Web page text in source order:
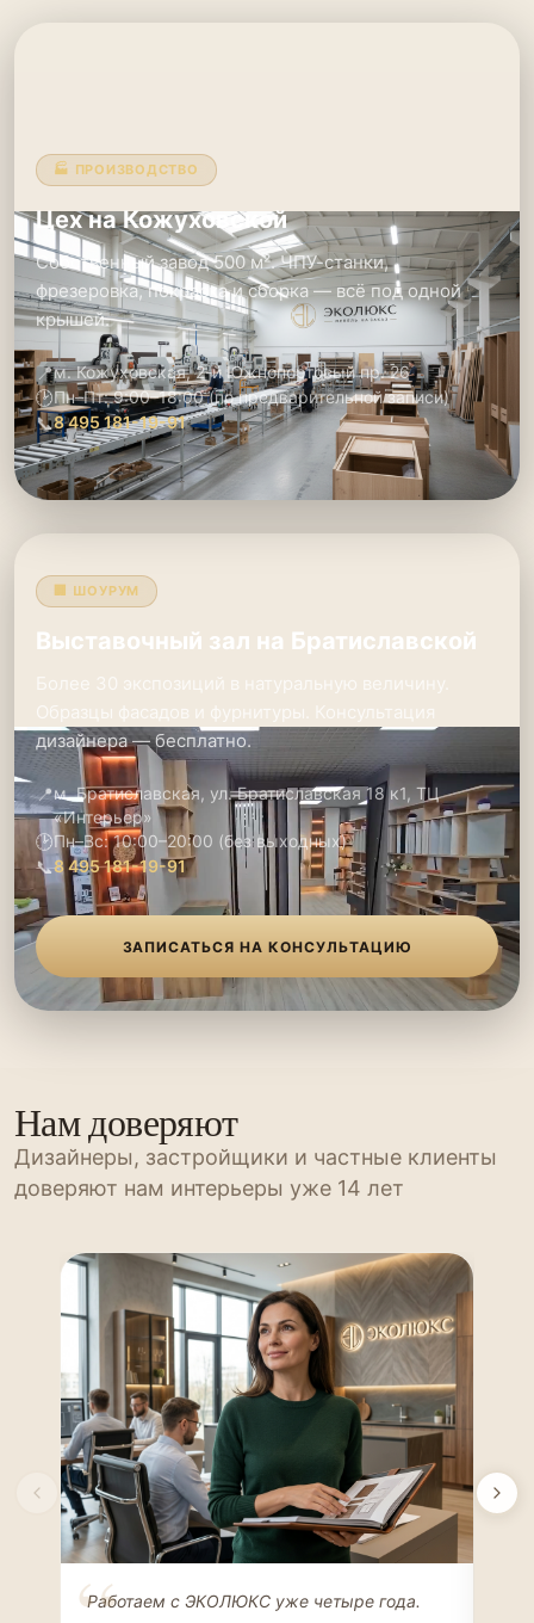
🏭 ПРОИЗВОДСТВО
Цех на Кожуховской
Собственный завод 500 м². ЧПУ-станки,
фрезеровка, покраска и сборка — всё под одной
крышей.
📍м. Кожуховская, 2-й Южнопортовый пр. 26
🕑Пн–Пт: 9:00–18:00 (по предварительной записи)
📞8 495 181-19-91
🏢 ШОУРУМ
Выставочный зал на Братиславской
Более 30 экспозиций в натуральную величину.
Образцы фасадов и фурнитуры. Консультация
дизайнера — бесплатно.
📍м. Братиславская, ул. Братиславская 18 к1, ТЦ
«Интерьер»
🕑Пн–Вс: 10:00–20:00 (без выходных)
📞8 495 181-19-91
ЗАПИСАТЬСЯ НА КОНСУЛЬТАЦИЮ
Нам доверяют
Дизайнеры, застройщики и частные клиенты
доверяют нам интерьеры уже 14 лет
Елена Соколова
Работаем с ЭКОЛЮКС уже четыре года.